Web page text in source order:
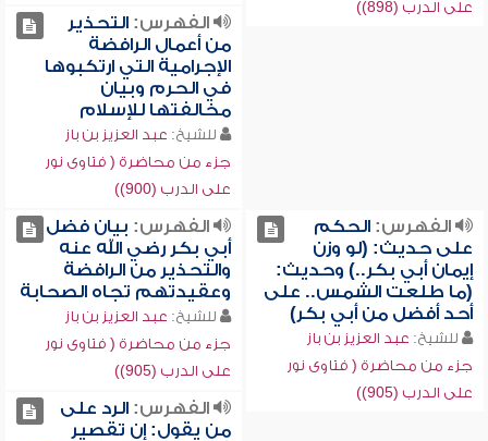
على الدرب (898))
الفهرس:التحذير
من أعمال الرافضة
الإجرامية التي ارتكبوها
في الحرم وبيان
مخالفتها للإسلام
للشيخ: عبد العزيز بن باز
جزء من محاضرة ( فتاوى نور
على الدرب (900))
الفهرس:الحكم
على حديث: (لو وزن
إيمان أبي بكر..) وحديث:
(ما طلعت الشمس.. على
أحد أفضل من أبي بكر)
للشيخ: عبد العزيز بن باز
جزء من محاضرة ( فتاوى نور
على الدرب (905))
الفهرس: بيان فضل
أبي بكر رضي الله عنه
والتحذير من الرافضة
وعقيدتهم تجاه الصحابة
للشيخ: عبد العزيز بن باز
جزء من محاضرة ( فتاوى نور
على الدرب (905))
الفهرس:الرد على
من يقول: إن تقصير